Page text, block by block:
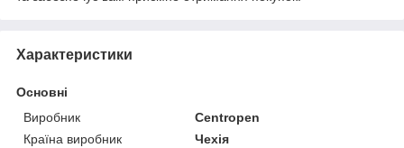
Характеристики
Основні
Виробник
Centropen
Країна виробник
Чехія